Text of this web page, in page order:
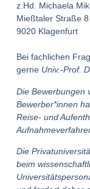
z.Hd. Michaela
Mießtaler Straße 8
9020 Klagenfurt
Bei fachlichen
gerne Univ.-Prof.
Die Bewerbungen
Bewerber*innen
Reise- und
Die
beim